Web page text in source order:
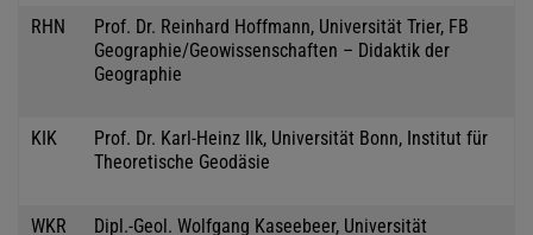
RHN
Prof. Dr. Reinhard Hoffmann, Universität Trier, FB
Geographie/Geowissenschaften – Didaktik der
Geographie
KIK
Prof. Dr. Karl-Heinz Ilk, Universität Bonn, Institut für
Theoretische Geodäsie
WKR
Dipl.-Geol. Wolfgang Kaseebeer, Universität